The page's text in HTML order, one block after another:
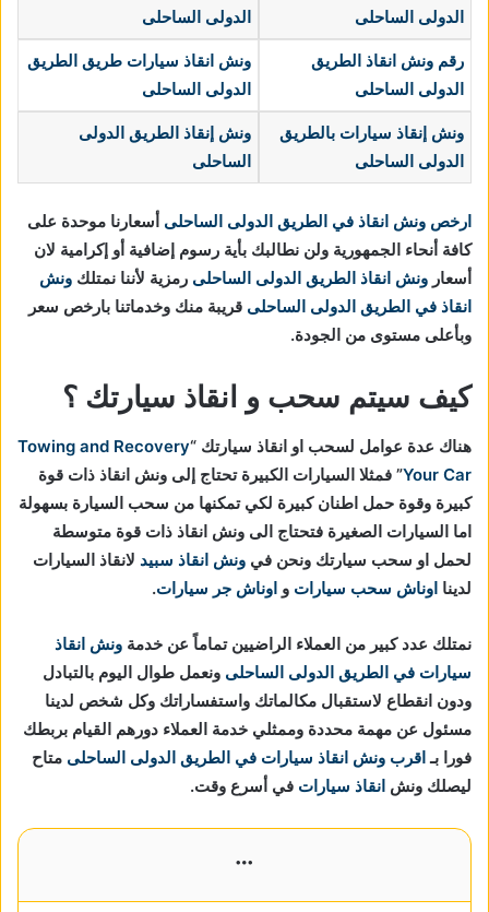
الدولى الساحلى
الدولى الساحلى
رقم ونش انقاذ الطريق
الدولى الساحلى
ونش انقاذ سيارات طريق الطريق
الدولى الساحلى
ونش إنقاذ سيارات بالطريق
الدولى الساحلى
ونش إنقاذ الطريق الدولى
الساحلى
ارخص ونش انقاذ في الطريق الدولى الساحلى أسعارنا موحدة على
كافة أنحاء الجمهورية ولن نطالبك بأية رسوم إضافية أو إكرامية لان
أسعار ونش انقاذ الطريق الدولى الساحلى رمزية لأننا نمتلك ونش
انقاذ في الطريق الدولى الساحلى قريبة منك وخدماتنا بارخص سعر
وبأعلى مستوى من الجودة.
كيف سيتم سحب و انقاذ سيارتك ؟
هناك عدة عوامل لسحب او انقاذ سيارتك “Towing and Recovery
Your Car” فمثلا السيارات الكبيرة تحتاج إلى ونش انقاذ ذات قوة
كبيرة وقوة حمل اطنان كبيرة لكي تمكنها من سحب السيارة بسهولة
اما السيارات الصغيرة فتحتاج الى ونش انقاذ ذات قوة متوسطة
لحمل او سحب سيارتك ونحن في ونش انقاذ سبيد لانقاذ السيارات
لدينا اوناش سحب سيارات و اوناش جر سيارات.
نمتلك عدد كبير من العملاء الراضيين تماماً عن خدمة ونش انقاذ
سيارات في الطريق الدولى الساحلى ونعمل طوال اليوم بالتبادل
ودون انقطاع لاستقبال مكالماتك واستفساراتك وكل شخص لدينا
مسئول عن مهمة محددة وممثلي خدمة العملاء دورهم القيام بربطك
فورا بـاقرب ونش انقاذ سيارات في الطريق الدولى الساحلى متاح
ليصلك ونش انقاذ سيارات في أسرع وقت.